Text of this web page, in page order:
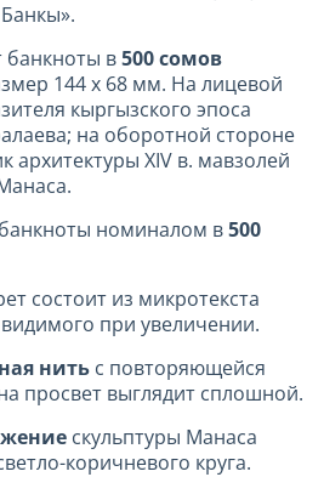
в500 сомов
144 х 68 мм. На лицевой
кыргызского эпоса
на оборотной стороне
XIV в. мавзолей
номиналом в500
состоит из микротекста
при увеличении.
нить с повторяющейся
просвет выглядит сплошной.
скульптуры Манаса
коричневого круга.